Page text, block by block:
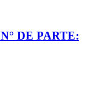
DE PARTE: